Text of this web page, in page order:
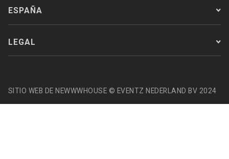
ESPAÑA
LEGAL
SITIO WEB DE NEWWWHOUSE © EVENTZ NEDERLAND BV 2024